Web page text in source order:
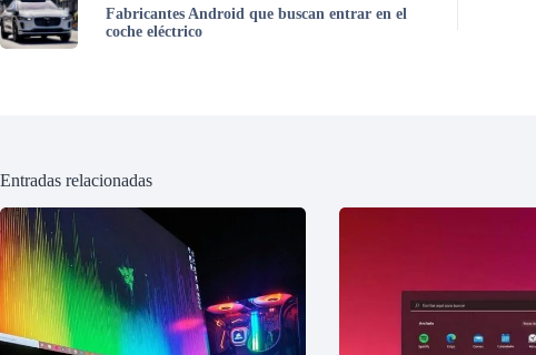
Fabricantes Android que buscan entrar en el
coche eléctrico
Entradas relacionadas